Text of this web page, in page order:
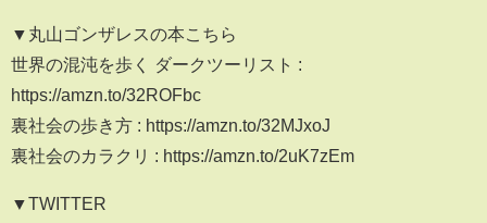
▼丸山ゴンザレスの本こちら
世界の混沌を歩く ダークツーリスト :
https://amzn.to/32ROFbc
裏社会の歩き方 : https://amzn.to/32MJxoJ
裏社会のカラクリ : https://amzn.to/2uK7zEm
▼TWITTER